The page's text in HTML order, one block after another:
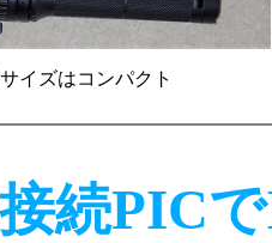
イズはコンパクト
続PIC